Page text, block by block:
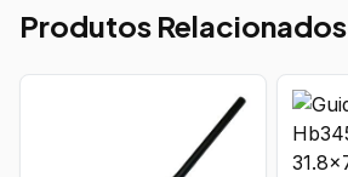
Produtos Relacionados